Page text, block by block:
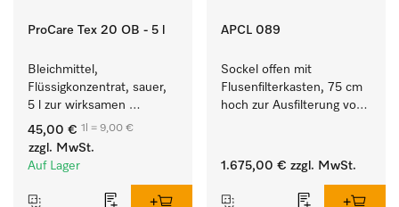
ProCare Tex 20 OB - 5 l
Bleichmittel,
Flüssigkonzentrat, sauer,
5 l zur wirksamen
Entfernung von
hartnäckigen Flecken.
45,00 € 1l = 9,00 €
zzgl. MwSt.
Auf Lager
APCL 089
Sockel offen mit
Flusenfilterkasten, 75 cm
hoch zur Ausfilterung von
1.675,00 € zzgl. MwSt.